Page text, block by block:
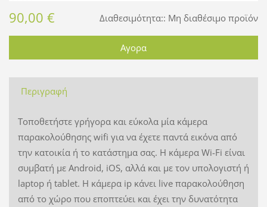
Διαθεσιμότητα:: Μη διαθέσιμο προϊόν
90,00 €
Περιγραφή
Τοποθετήστε γρήγορα και εύκολα μία κάμερα
παρακολούθησης wifi για να έχετε παντά εικόνα από
την κατοικία ή το κατάστημα σας. Η κάμερα Wi-Fi είναι
συμβατή με Android, iOS, αλλά και με τον υπολογιστή ή
laptop ή tablet. Η κάμερα ip κάνει live παρακολούθηση
από το χώρο που εποπτεύει και έχει την δυνατότητα